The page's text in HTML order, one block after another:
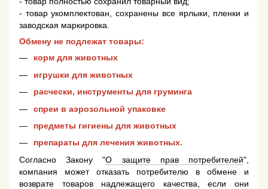
- товар укомплектован, сохранены все ярлыки, пленки и
заводская маркировка.
Обмену не подлежат товары:
корм для животных
игрушки для животных
расчески, инструменты для груминга
спреи в аэрозольной упаковке
предметы гигиены для животных
препараты для лечения животных.
Согласно Закону "О защите прав потребителей",
компания может отказать потребителю в обмене и
возврате товаров надлежащего качества, если они